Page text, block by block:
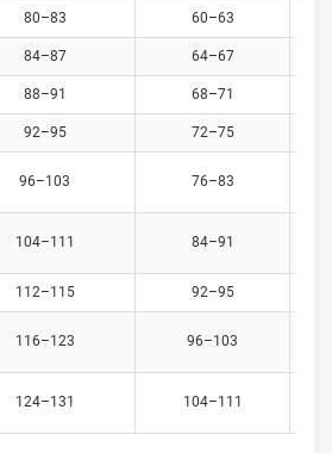
80–83 60–63
84–87 64–67
88–91 68–71
92–95 72–75
96–103 76–83
104–111 84–91
112–115 92–95
116–123 96–103
124–131 104–111